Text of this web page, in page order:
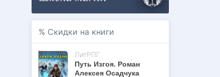
% Скидки на книги
ЛитРПГ
Путь Изгоя. Роман
Алексея Осадчука